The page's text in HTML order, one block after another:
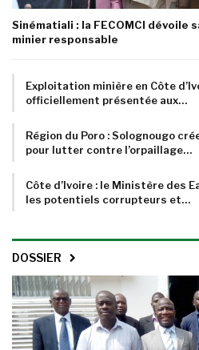
Sinématiali : la FECOMCI dévoile
minier responsable
Exploitation minière en Côte
officiellement présentée aux…
Région du Poro : Solognougo
pour lutter contre l’orpaillage…
Côte d’Ivoire : le Ministère des
les potentiels corrupteurs et…
DOSSIER